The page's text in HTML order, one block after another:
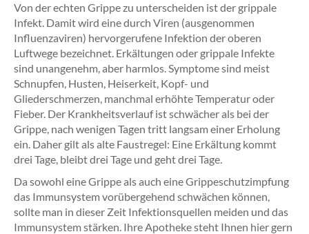
Von der echten Grippe zu unterscheiden ist der grippale
Infekt. Damit wird eine durch Viren (ausgenommen
Influenzaviren) hervorgerufene Infektion der oberen
Luftwege bezeichnet. Erkältungen oder grippale Infekte
sind unangenehm, aber harmlos. Symptome sind meist
Schnupfen, Husten, Heiserkeit, Kopf- und
Gliederschmerzen, manchmal erhöhte Temperatur oder
Fieber. Der Krankheitsverlauf ist schwächer als bei der
Grippe, nach wenigen Tagen tritt langsam einer Erholung
ein. Daher gilt als alte Faustregel: Eine Erkältung kommt
drei Tage, bleibt drei Tage und geht drei Tage.
Da sowohl eine Grippe als auch eine Grippeschutzimpfung
das Immunsystem vorübergehend schwächen können,
sollte man in dieser Zeit Infektionsquellen meiden und das
Immunsystem stärken. Ihre Apotheke steht Ihnen hier gern